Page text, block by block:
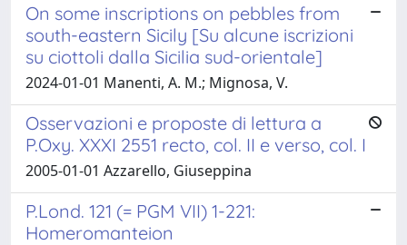
On some inscriptions on pebbles from
south-eastern Sicily [Su alcune iscrizioni
su ciottoli dalla Sicilia sud-orientale]
2024-01-01 Manenti, A. M.; Mignosa, V.
Osservazioni e proposte di lettura a
P.Oxy. XXXI 2551 recto, col. II e verso, col. I
2005-01-01 Azzarello, Giuseppina
P.Lond. 121 (= PGM VII) 1-221:
Homeromanteion